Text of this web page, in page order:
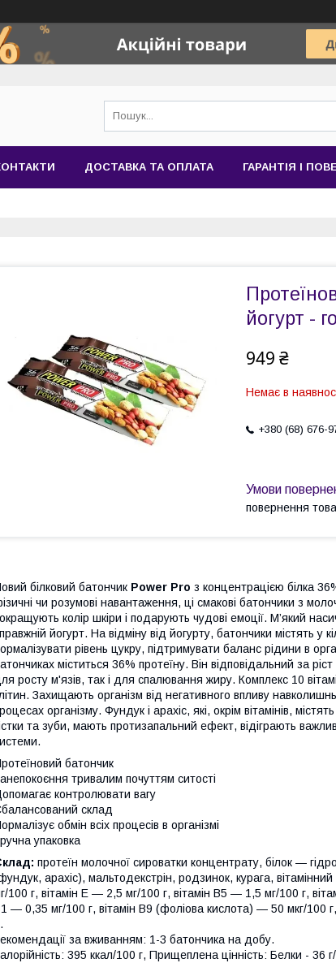
ДОСТАВКА ТА ОПЛАТА ГАРАНТІЯ І
йогурт -
949 ₴
Немає в
+380 (68) 676-
повернення
білковий батончик Power Pro з концентрацією білка
чи розумові навантаження, ці смакові батончики з
колір шкіри і подарують чудові емоції. М’який
йогурт. На відміну від йогурту, батончики містять у
рівень цукру, підтримувати баланс рідини в
міститься 36% протеїну. Він відповідальний за
росту м'язів, так і для спалювання жиру. Комплекс 10
Захищають організм від негативного впливу
організму. Фундук і арахіс, які, окрім вітамінів,
та зуби, мають протизапальний ефект, відіграють
батончик
тривалим почуттям ситості
контролювати вагу
склад
обмін всіх процесів в організмі
упаковка
протеїн молочної сироватки концентрату, білок —
арахіс), мальтодекстрін, родзинок, курага, вітамінний
100 г, вітамін Е — 2,5 мг/100 г, вітамін В5 — 1,5 мг/100 г,
— 0,35 мг/100 г, вітамін B9 (фоліова кислота) — 50 мкг/100
за вживанням: 1-3 батончика на добу.
395 ккал/100 г, Прищеплена цінність: Белки -